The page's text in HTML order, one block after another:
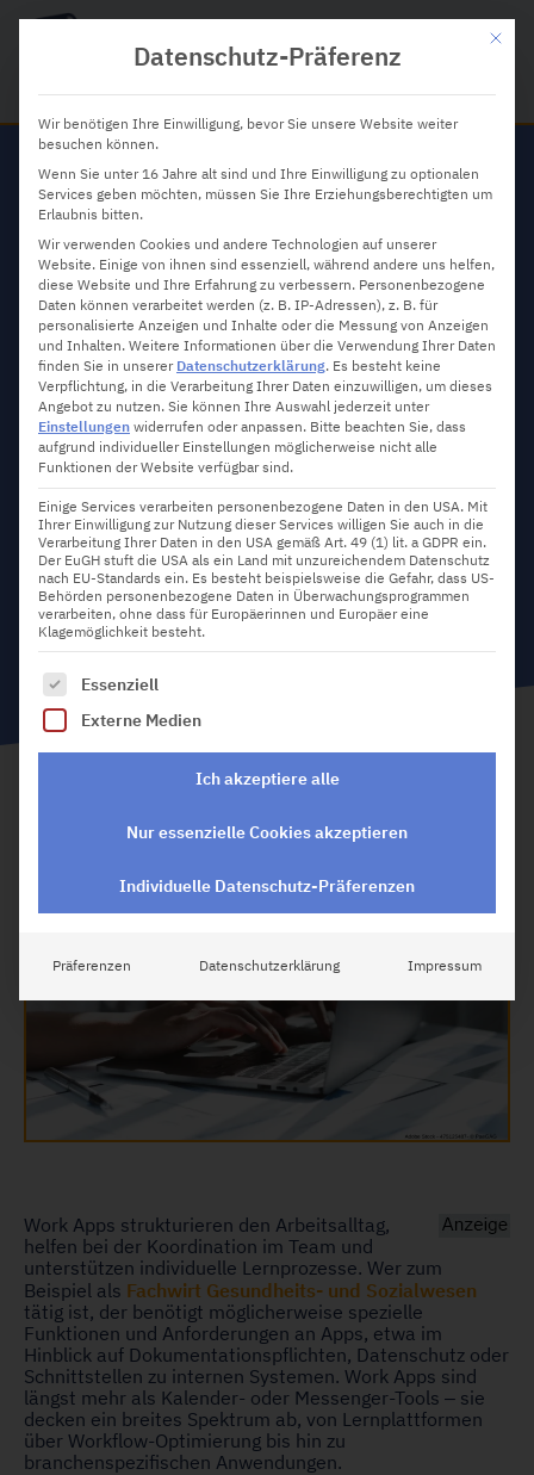
Work Apps im Vergleich:
Welche bringen wirklich
Mehrwert?
April 3, 2025 Technik
Work Apps strukturieren den Arbeitsalltag,
helfen bei der Koordination im Team und
unterstützen individuelle Lernprozesse. Wer zum
Beispiel als Fachwirt Gesundheits- und Sozialwesen
tätig ist, der benötigt möglicherweise spezielle
Funktionen und Anforderungen an Apps, etwa im
Hinblick auf Dokumentationspflichten, Datenschutz oder
Schnittstellen zu internen Systemen. Work Apps sind
längst mehr als Kalender- oder Messenger-Tools – sie
decken ein breites Spektrum ab, von Lernplattformen
über Workflow-Optimierung bis hin zu
branchenspezifischen Anwendungen.
Mit
Datenschutz-Präferenz
Wir benötigen Ihre Einwilligung, bevor Sie unsere Website weiter
besuchen können.
Wenn Sie unter 16 Jahre alt sind und Ihre Einwilligung zu optionalen
Services geben möchten, müssen Sie Ihre Erziehungsberechtigten um
Erlaubnis bitten.
Wir verwenden Cookies und andere Technologien auf unserer
Website. Einige von ihnen sind essenziell, während andere uns helfen,
diese Website und Ihre Erfahrung zu verbessern. Personenbezogene
Daten können verarbeitet werden (z. B. IP-Adressen), z. B. für
personalisierte Anzeigen und Inhalte oder die Messung von Anzeigen
und Inhalten. Weitere Informationen über die Verwendung Ihrer Daten
finden Sie in unserer Datenschutzerklärung. Es besteht keine
Verpflichtung, in die Verarbeitung Ihrer Daten einzuwilligen, um dieses
Angebot zu nutzen. Sie können Ihre Auswahl jederzeit unter
Einstellungen widerrufen oder anpassen. Bitte beachten Sie, dass
aufgrund individueller Einstellungen möglicherweise nicht alle
Funktionen der Website verfügbar sind.
Einige Services verarbeiten personenbezogene Daten in den USA. Mit
Ihrer Einwilligung zur Nutzung dieser Services willigen Sie auch in die
Verarbeitung Ihrer Daten in den USA gemäß Art. 49 (1) lit. a GDPR ein.
Der EuGH stuft die USA als ein Land mit unzureichendem Datenschutz
nach EU-Standards ein. Es besteht beispielsweise die Gefahr, dass US-
Behörden personenbezogene Daten in Überwachungsprogrammen
verarbeiten, ohne dass für Europäerinnen und Europäer eine
Klagemöglichkeit besteht.
Es folgt eine Liste der Service-Gruppen, für die eine
Essenziell
Externe Medien
Ich akzeptiere alle
Nur essenzielle Cookies akzeptieren
Individuelle Datenschutz-Präferenzen
Präferenzen Datenschutzerklärung Impressum